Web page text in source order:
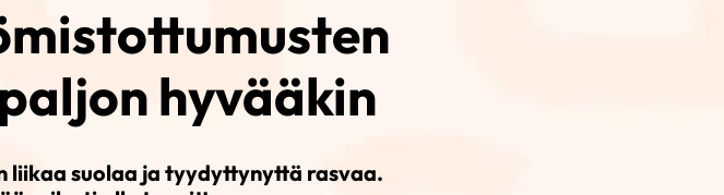
hyvääkin
liikaa suolaa ja tyydyttynyttä rasvaa.